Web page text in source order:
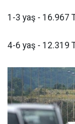
1-3 yaş - 16.967
4-6 yaş - 12.319